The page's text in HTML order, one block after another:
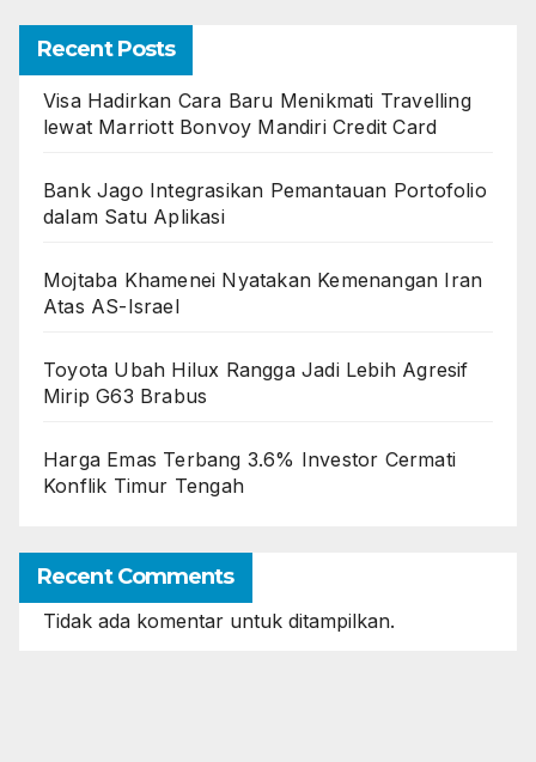
Recent Posts
Visa Hadirkan Cara Baru Menikmati Travelling
lewat Marriott Bonvoy Mandiri Credit Card
Bank Jago Integrasikan Pemantauan Portofolio
dalam Satu Aplikasi
Mojtaba Khamenei Nyatakan Kemenangan Iran
Atas AS-Israel
Toyota Ubah Hilux Rangga Jadi Lebih Agresif
Mirip G63 Brabus
Harga Emas Terbang 3.6% Investor Cermati
Konflik Timur Tengah
Recent Comments
Tidak ada komentar untuk ditampilkan.